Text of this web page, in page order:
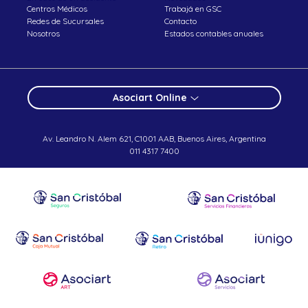
Centros Médicos
Redes de Sucursales
Nosotros
Trabajá en GSC
Contacto
Estados contables anuales
Asociart Online
Av. Leandro N. Alem 621, C1001 AAB, Buenos Aires, Argentina
011 4317 7400